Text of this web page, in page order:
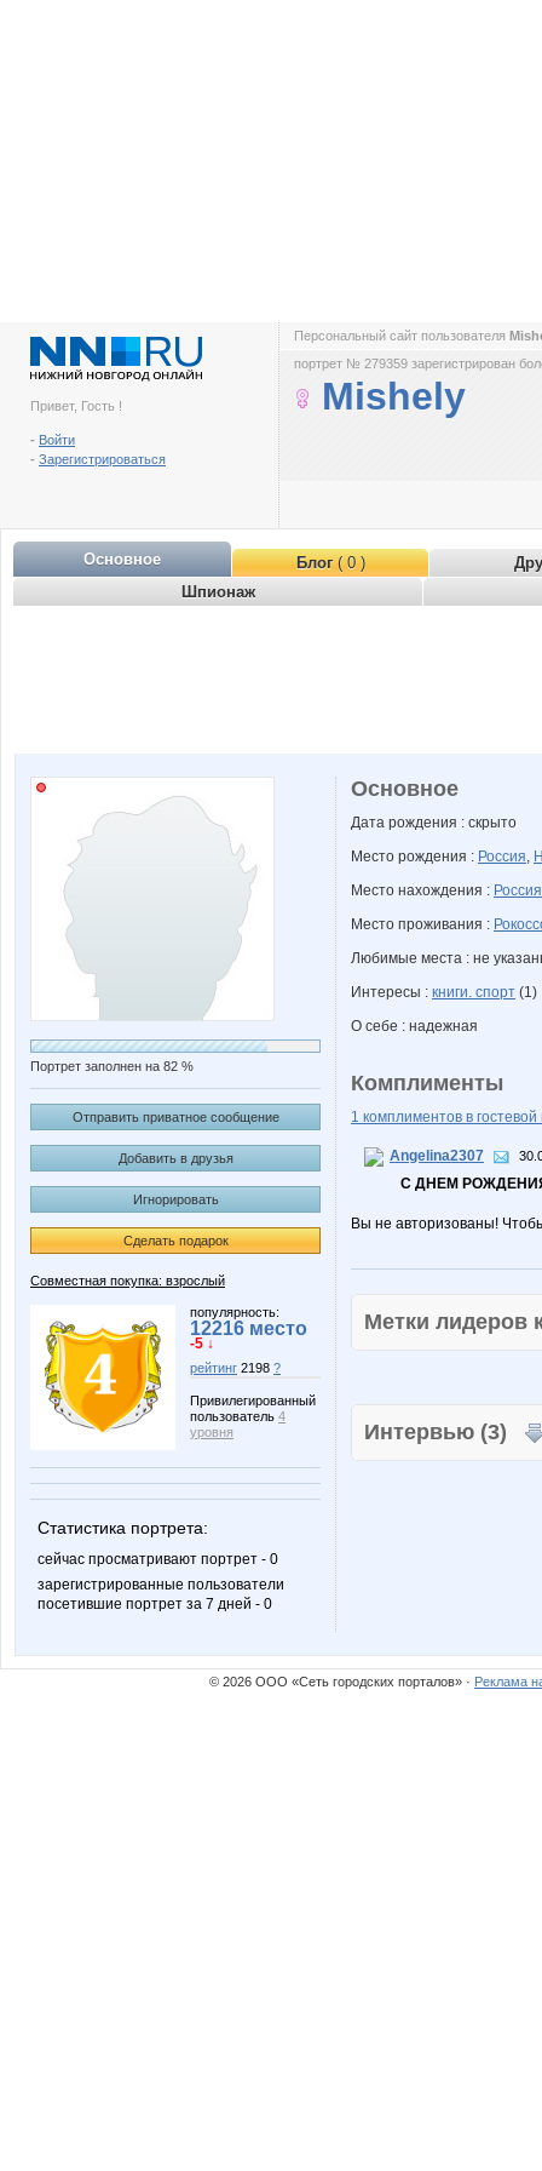
Привет, Гость !
- Войти
- Зарегистрироваться
Персональный сайт пользователя
портрет № 279359 зарегистрирован
Mishely
Основное Блог( 0 )
Шпионаж
Портрет заполнен на 82 %
Отправить приватное сообщение
Добавить в друзья
Игнорировать
Сделать подарок
Совместная покупка: взрослый
популярность:
12216 место
-5 ↓
рейтинг 2198 ?
Привилегированный
пользователь 4
уровня
Статистика портрета:
сейчас просматривают портрет - 0
зарегистрированные пользователи
посетившие портрет за 7 дней - 0
Основное
Дата рождения : скрыто
Место рождения : Россия,
Место нахождения : Россия
Место проживания :
Любимые места : не
Интересы : книги. спорт (1)
О себе : надежная
Комплименты
1 комплиментов в гостевой
Angelina2307
С ДНЕМ
Вы не авторизованы!
Метки
Интервью (3)
© 2026 ООО «Сеть городских порталов» · Реклама